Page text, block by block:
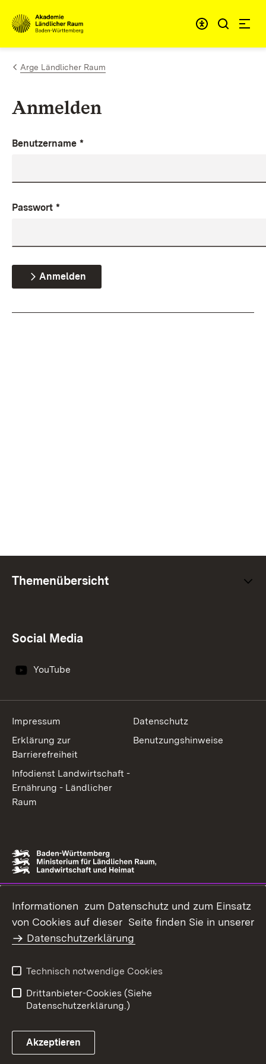
Zum Inhalt springen
Link zur Startseite
Arge Ländlicher Raum
Anmelden
Benutzername *
Passwort *
Anmelden
Themenübersicht
Social Media
YouTube
Impressum
Datenschutz
Erklärung zur
Barrierefreiheit
Benutzungshinweise
Infodienst Landwirtschaft -
Ernährung - Ländlicher
Raum
Informationen zum Datenschutz und zum Einsatz
von Cookies auf dieser Seite finden Sie in unserer
Datenschutzerklärung
Technisch notwendige Cookies
Drittanbieter-Cookies (Siehe
Datenschutzerklärung.)
Akzeptieren